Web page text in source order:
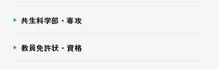
共生科学部・専攻
教員免許状・資格